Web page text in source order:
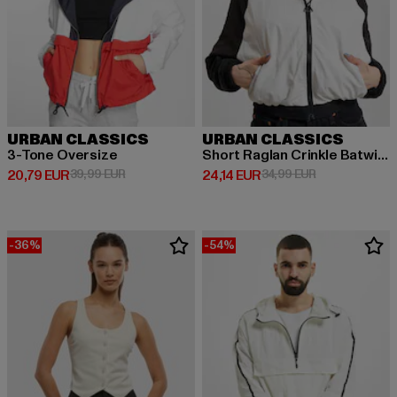
URBAN CLASSICS
3-Tone Oversize
20,79 EUR
Derzeitiger Preis: 20,79 EUR
39,99 EURAktionspreis: 39,99 EUR
URBAN CLASSICS
Short Raglan Crinkle Batwing
24,14 EUR
Derzeitiger Preis: 24,14 EUR
34,99 EURAktionspreis:
-36% -54%